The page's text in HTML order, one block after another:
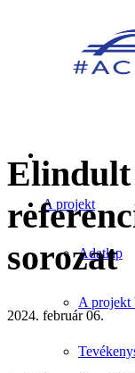
A projekt
Adatlap
A projekt
Elindult
sorozat
2024. február 06.